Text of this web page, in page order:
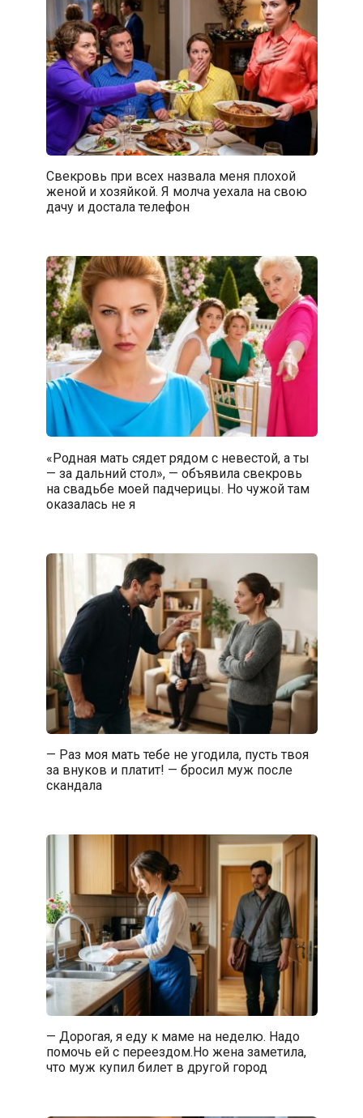
Свекровь при всех назвала меня плохой
женой и хозяйкой. Я молча уехала на свою
дачу и достала телефон
«Родная мать сядет рядом с невестой, а ты
— за дальний стол», — объявила свекровь
на свадьбе моей падчерицы. Но чужой там
оказалась не я
— Раз моя мать тебе не угодила, пусть твоя
за внуков и платит! — бросил муж после
скандала
— Дорогая, я еду к маме на неделю. Надо
помочь ей с переездом.Но жена заметила,
что муж купил билет в другой город